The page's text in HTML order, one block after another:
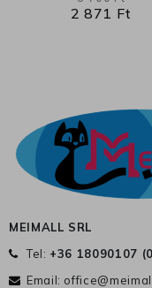
2 871 Ft
MEIMALL SRL
Tel: +36 18090107 (
Email: